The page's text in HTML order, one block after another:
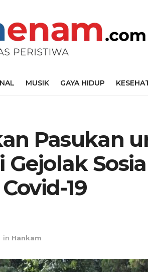
MUSIK GAYA HIDUP
Pasukan
Gejolak
19
in Hankam